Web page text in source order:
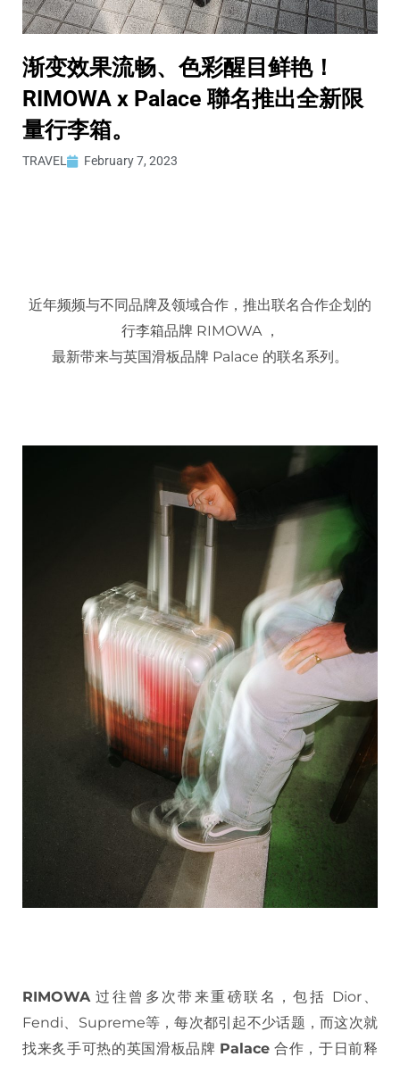
渐变效果流畅、色彩醒目鲜艳！
RIMOWA x Palace 聯名推出全新限
量行李箱。
TRAVEL February 7, 2023
近年频频与不同品牌及领域合作，推出联名合作企划的
行李箱品牌 RIMOWA ，
最新带来与英国滑板品牌 Palace 的联名系列。
RIMOWA过往曾多次带来重磅联名，包括 Dior、
Fendi、Supreme等，每次都引起不少话题，而这次就
找来炙手可热的英国滑板品牌 Palace 合作，于日前释